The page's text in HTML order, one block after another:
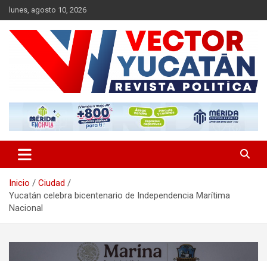
Saltar
al
contenido
lunes, agosto 10, 2026
Vector Yucatán
Inicio
Ciudad
Yucatán celebra bicentenario de Independencia Marítima
Nacional